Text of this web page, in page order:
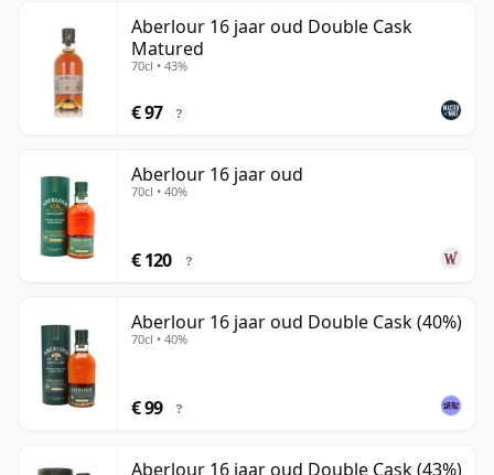
Aberlour 16 jaar oud Double Cask
Matured
70cl • 43%
€ 97 ?
Aberlour 16 jaar oud
70cl • 40%
€ 120 ?
Aberlour 16 jaar oud Double Cask (40%)
70cl • 40%
€ 99 ?
Aberlour 16 jaar oud Double Cask (43%)